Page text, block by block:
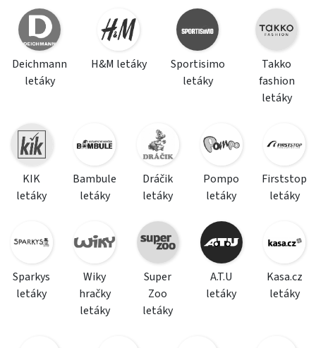
Deichmann
letáky
H&M letáky
Sportisimo
letáky
Takko
fashion
letáky
KIK
letáky
Bambule
letáky
Dráčik
letáky
Pompo
letáky
Firststop
letáky
Sparkys
letáky
Wiky
hračky
letáky
Super
Zoo
letáky
A.T.U
letáky
Kasa.cz
letáky